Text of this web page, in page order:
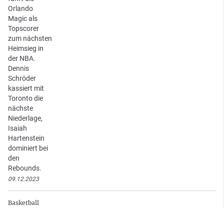
Orlando
Magic als
Topscorer
zum nächsten
Heimsieg in
der NBA.
Dennis
Schröder
kassiert mit
Toronto die
nächste
Niederlage,
Isaiah
Hartenstein
dominiert bei
den
Rebounds.
09.12.2023
Basketball